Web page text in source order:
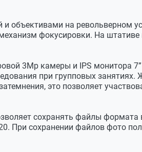
и объективами на револьверном
фокусировки. На
3Мр камеры и IPS монитора
при групповых
это позволяет
сохранять файлы
При сохранении файлов фото
предметного столика
с прижимом препарата